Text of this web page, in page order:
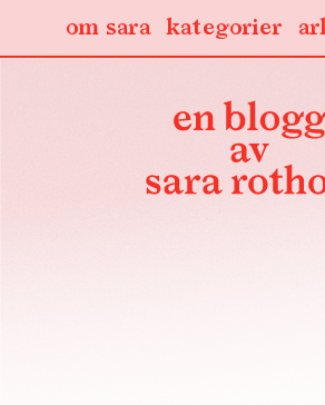
kategorier
om sara